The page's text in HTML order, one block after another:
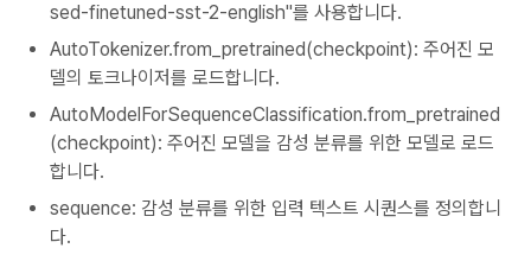
sed-finetuned-sst-2-english"를 사용합니다.
AutoTokenizer.from_pretrained(checkpoint): 주어진 모
델의 토크나이저를 로드합니다.
AutoModelForSequenceClassification.from_pretrained
(checkpoint): 주어진 모델을 감성 분류를 위한 모델로 로드
합니다.
sequence: 감성 분류를 위한 입력 텍스트 시퀀스를 정의합니
다.